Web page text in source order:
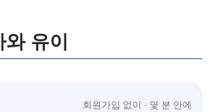
유이
회원가입 없이 · 몇 분 안에